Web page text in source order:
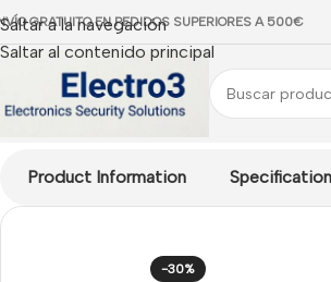
Saltar a la navegación
Saltar al contenido principal
GRATUITO EN PEDIDOS SUPERIORES A 500€
Product Information
-30%